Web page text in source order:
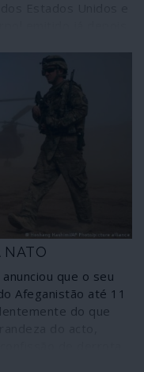
um navio de
largo das costas
carpideiras
a dar sinais
NATO
que o seu
Afeganistão até 11
do que